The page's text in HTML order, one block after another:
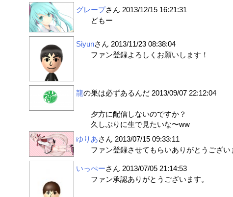
グレープさん 2013/12/15 16:21:31
どもー
Siyunさん 2013/11/23 08:38:04
ファン登録よろしくお願いします！
龍の巣は必ずあるんだ 2013/09/07 22:12:04
夕方に配信しないのですか？
久しぶりに生で見たいな〜ww
ゆりあさん 2013/07/15 09:33:11
ファン登録させてもらいありがとうござい
いっぺーさん 2013/07/05 21:14:53
ファン承認ありがとうございます。